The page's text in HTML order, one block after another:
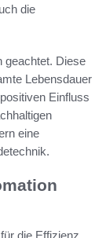
die
geachtet. Diese
Lebensdauer
Einfluss
eine
die Effizienz